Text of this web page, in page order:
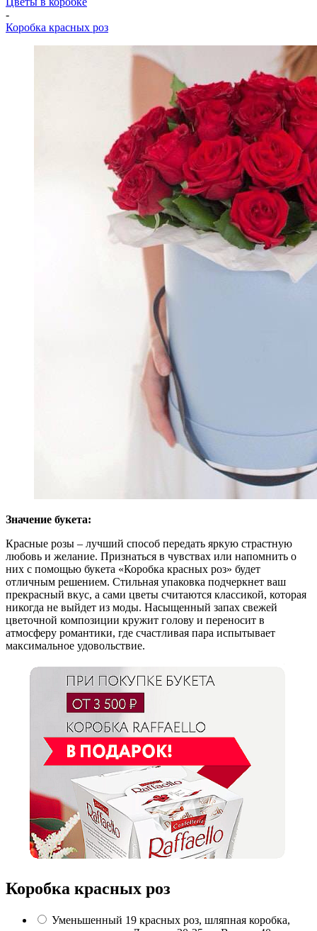
-
Коробка красных роз
Значение букета:
Красные розы – лучший способ передать яркую страстную
любовь и желание. Признаться в чувствах или напомнить о
них с помощью букета «Коробка красных роз» будет
отличным решением. Стильная упаковка подчеркнет ваш
прекрасный вкус, а сами цветы считаются классикой, которая
никогда не выйдет из моды. Насыщенный запах свежей
цветочной композиции кружит голову и переносит в
атмосферу романтики, где счастливая пара испытывает
максимальное удовольствие.
Коробка красных роз
Уменьшенный 19 красных роз, шляпная коробка,